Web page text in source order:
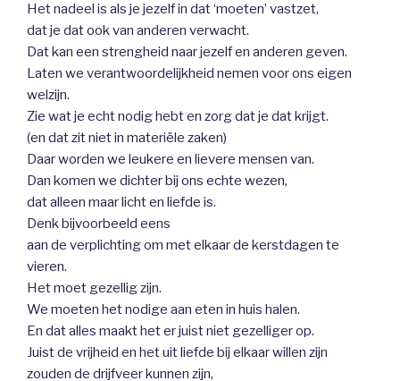
Het nadeel is als je jezelf in dat ‘moeten’ vastzet,
dat je dat ook van anderen verwacht.
Dat kan een strengheid naar jezelf en anderen geven.
Laten we verantwoordelijkheid nemen voor ons eigen
welzijn.
Zie wat je echt nodig hebt en zorg dat je dat krijgt.
(en dat zit niet in materiële zaken)
Daar worden we leukere en lievere mensen van.
Dan komen we dichter bij ons echte wezen,
dat alleen maar licht en liefde is.
Denk bijvoorbeeld eens
aan de verplichting om met elkaar de kerstdagen te
vieren.
Het moet gezellig zijn.
We moeten het nodige aan eten in huis halen.
En dat alles maakt het er juist niet gezelliger op.
Juist de vrijheid en het uit liefde bij elkaar willen zijn
zouden de drijfveer kunnen zijn,